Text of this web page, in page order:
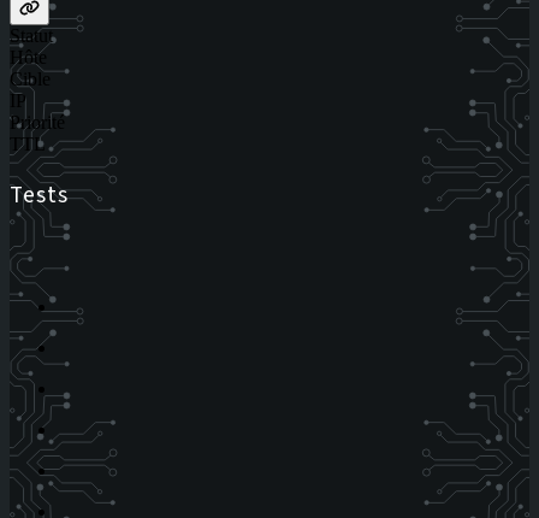
Statut
Hôte
Cible
IP
Priorité
TTL
Tests